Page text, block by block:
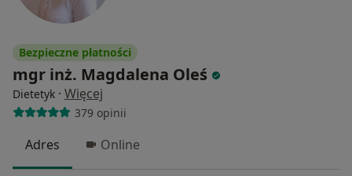
Bezpieczne płatności
mgr inż. Magdalena Oleś
Dietetyk · Więcej
379 opinii
Adres Online